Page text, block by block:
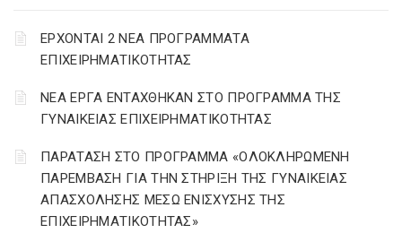
ΕΡΧΟΝΤΑΙ 2 ΝΕΑ ΠΡΟΓΡΑΜΜΑΤΑ
ΕΠΙΧΕΙΡΗΜΑΤΙΚΟΤΗΤΑΣ
ΝΕΑ ΕΡΓΑ ΕΝΤΑΧΘΗΚΑΝ ΣΤΟ ΠΡΟΓΡΑΜΜΑ ΤΗΣ
ΓΥΝΑΙΚΕΙΑΣ ΕΠΙΧΕΙΡΗΜΑΤΙΚΟΤΗΤΑΣ
ΠΑΡΑΤΑΣΗ ΣΤΟ ΠΡΟΓΡΑΜΜΑ «ΟΛΟΚΛΗΡΩΜΕΝΗ
ΠΑΡΕΜΒΑΣΗ ΓΙΑ ΤΗΝ ΣΤΗΡΙΞΗ ΤΗΣ ΓΥΝΑΙΚΕΙΑΣ
ΑΠΑΣΧΟΛΗΣΗΣ ΜΕΣΩ ΕΝΙΣΧΥΣΗΣ ΤΗΣ
ΕΠΙΧΕΙΡΗΜΑΤΙΚΟΤΗΤΑΣ»